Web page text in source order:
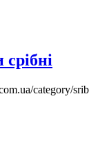
category/